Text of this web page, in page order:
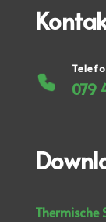
079
Thermische